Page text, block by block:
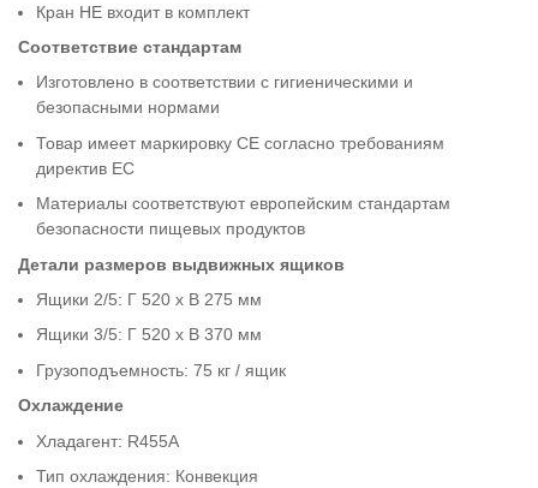
Кран НЕ входит в комплект
Соответствие стандартам
Изготовлено в соответствии с гигиеническими и
безопасными нормами
Товар имеет маркировку CE согласно требованиям
директив ЕС
Материалы соответствуют европейским стандартам
безопасности пищевых продуктов
Детали размеров выдвижных ящиков
Ящики 2/5: Г 520 x В 275 мм
Ящики 3/5: Г 520 x В 370 мм
Грузоподъемность: 75 кг / ящик
Охлаждение
Хладагент: R455A
Тип охлаждения: Конвекция